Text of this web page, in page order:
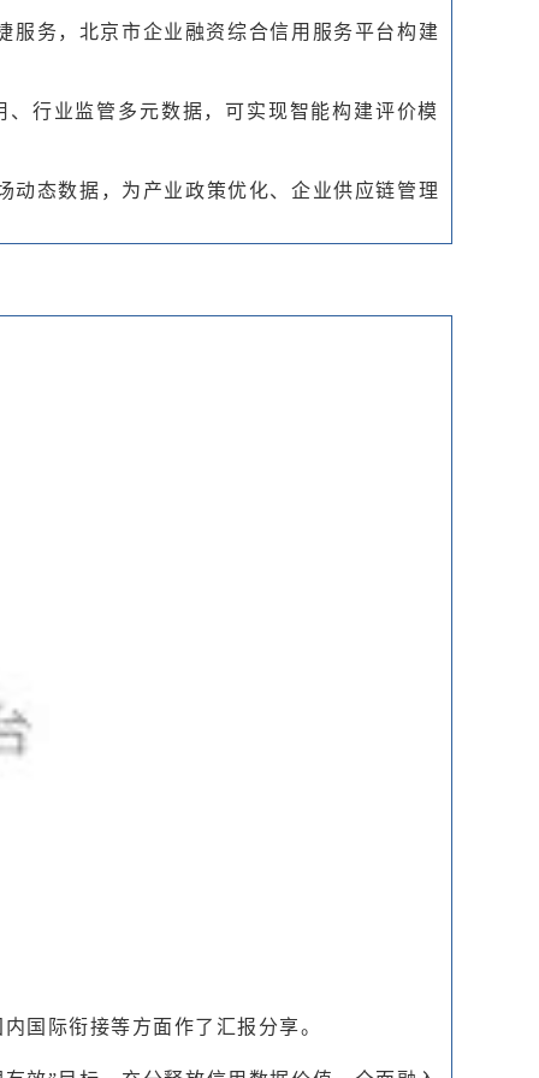
服务，北京市企业融资综合信用服务平台构建
行业监管多元数据，可实现智能构建评价模
动态数据，为产业政策优化、企业供应链管理
国际衔接等方面作了汇报分享。